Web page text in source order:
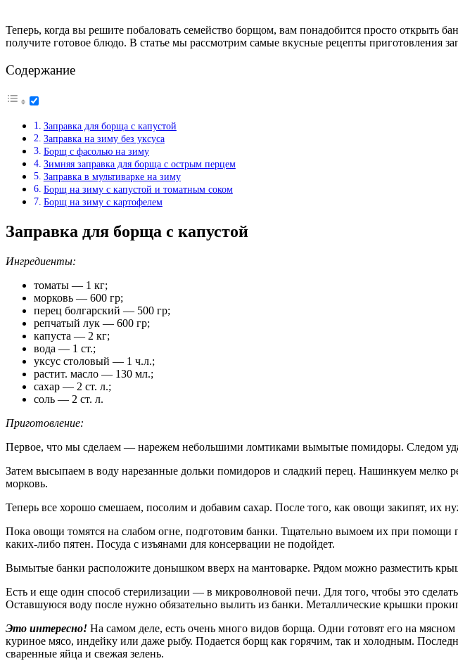
Теперь, когда вы решите побаловать семейство борщом, вам понадобится просто открыть
получите готовое блюдо. В статье мы рассмотрим самые вкусные рецепты приготовления
Содержание
Заправка для борща с капустой
Заправка на зиму без уксуса
Борщ с фасолью на зиму
Зимняя заправка для борща с острым перцем
Заправка в мультиварке на зиму
Борщ на зиму с капустой и томатным соком
Борщ на зиму с картофелем
Заправка для борща с капустой
Ингредиенты:
томаты — 1 кг;
морковь — 600 гр;
перец болгарский — 500 гр;
репчатый лук — 600 гр;
капуста — 2 кг;
вода — 1 ст.;
уксус столовый — 1 ч.л.;
растит. масло — 130 мл.;
сахар — 2 ст. л.;
соль — 2 ст. л.
Приготовление:
Первое, что мы сделаем — нарежем небольшими ломтиками вымытые помидоры. Следом
Затем высыпаем в воду нарезанные дольки помидоров и сладкий перец. Нашинкуем
морковь.
Теперь все хорошо смешаем, посолим и добавим сахар. После того, как овощи закипят, их
Пока овощи томятся на слабом огне, подготовим банки. Тщательно вымоем их при
каких-либо пятен. Посуда с изъянами для консервации не подойдет.
Вымытые банки расположите донышком вверх на мантоварке. Рядом можно разместить
Есть и еще один способ стерилизации — в микроволновой печи. Для того, чтобы это
Оставшуюся воду после нужно обязательно вылить из банки. Металлические крышки
Это интересно! На самом деле, есть очень много видов борща. Одни готовят его на
куриное мясо, индейку или даже рыбу. Подается борщ как горячим, так и холодным.
сваренные яйца и свежая зелень.